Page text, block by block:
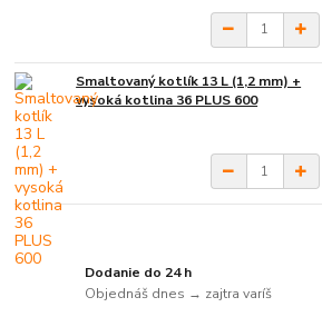
Smaltovaný kotlík 13 L (1,2 mm) +
vysoká kotlina 36 PLUS 600
Dodanie do 24 h
Objednáš dnes → zajtra varíš